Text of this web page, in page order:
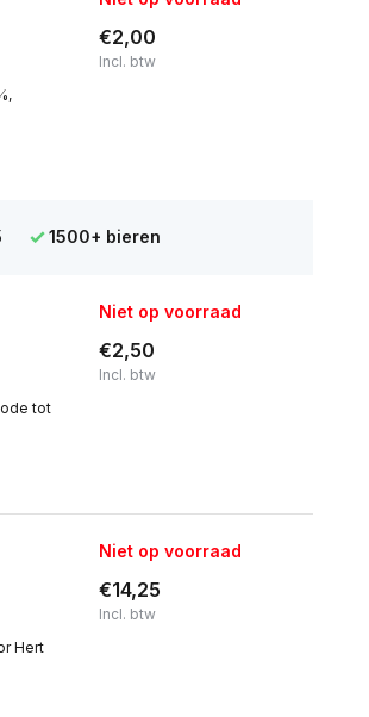
€2,00
Incl. btw
1500+ bieren
tot
Niet op voorraad
€2,50
Incl. btw
Hert
Niet op voorraad
€14,25
Incl. btw